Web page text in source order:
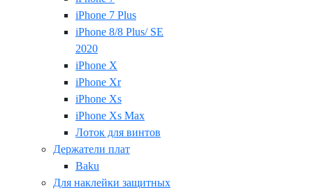
iPhone 7 Plus
iPhone 8/8 Plus/ SE
2020
iPhone X
iPhone Xr
iPhone Xs
iPhone Xs Max
Лоток для винтов
Держатели плат
Baku
Для наклейки защитных